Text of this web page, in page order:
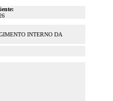
INTERNO DA